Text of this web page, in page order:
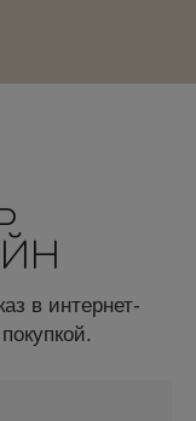
в интернет-